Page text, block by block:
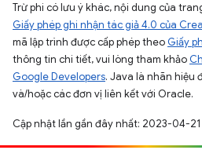
Trừ phi có lưu ý khác, nội dung của
Giấy phép ghi nhận tác giả 4.0 của
mã lập trình được cấp phép theo Giấy
thông tin chi tiết, vui lòng tham khảo
Google Developers. Java là nhãn hiệu
và/hoặc các đơn vị liên kết với Oracle.
Cập nhật lần gần đây nhất: 2023-04-21